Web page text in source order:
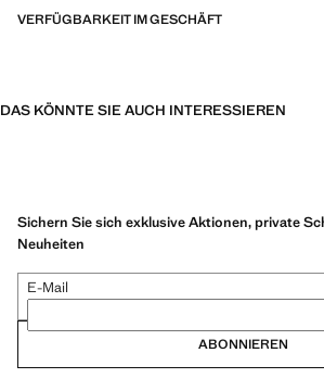
VERFÜGBARKEIT IM GESCHÄFT
DAS KÖNNTE SIE AUCH INTERESSIEREN
Sichern Sie sich exklusive Aktionen, private
Neuheiten
E-Mail
ABONNIEREN